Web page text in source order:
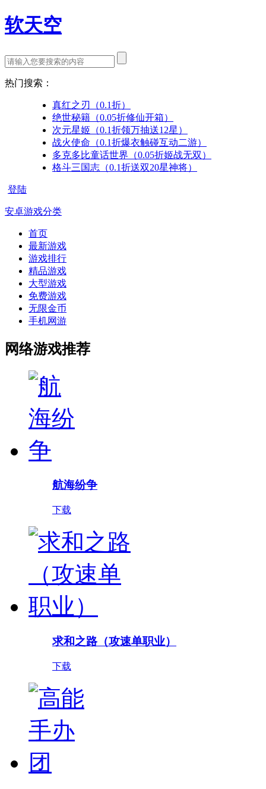
软天空
热门搜索：
真红之刃（0.1折）
绝世秘籍（0.05折修仙开箱）
次元星姬（0.1折领万抽送12星）
战火使命（0.1折爆衣触碰互动二游）
多克多比童话世界（0.05折姬战无双）
格斗三国志（0.1折送双20星神将）
登陆
安卓游戏分类
首页
最新游戏
游戏排行
精品游戏
大型游戏
免费游戏
无限金币
手机网游
网络游戏推荐
航海纷争
下载
求和之路（攻速单职业）
下载